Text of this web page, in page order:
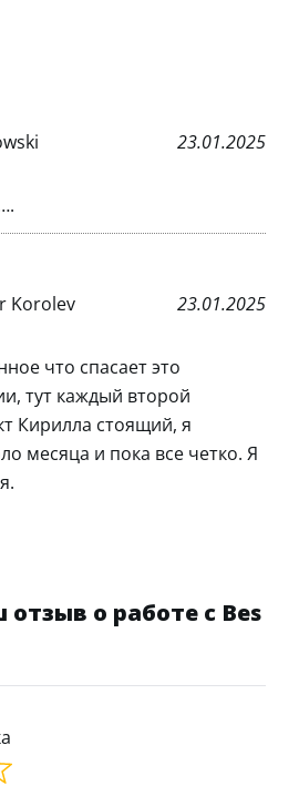
23.01.2025
Korolev 23.01.2025
что спасает это
тут каждый второй
Кирилла стоящий, я
месяца и пока все четко. Я
о работе с Bes